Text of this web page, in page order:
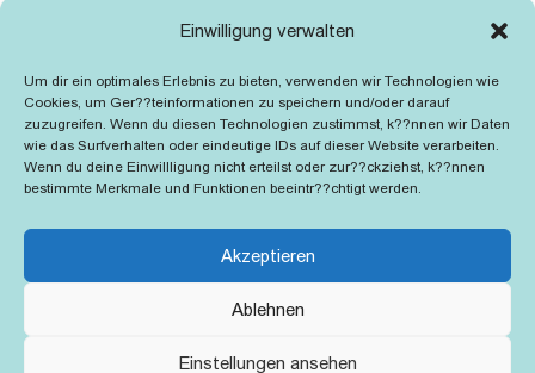
Einwilligung verwalten
Um dir ein optimales Erlebnis zu bieten, verwenden wir Technologien wie
Cookies, um Ger??teinformationen zu speichern und/oder darauf
zuzugreifen. Wenn du diesen Technologien zustimmst, k??nnen wir Daten
wie das Surfverhalten oder eindeutige IDs auf dieser Website verarbeiten.
Wenn du deine Einwillligung nicht erteilst oder zur??ckziehst, k??nnen
bestimmte Merkmale und Funktionen beeintr??chtigt werden.
Akzeptieren
Ablehnen
Einstellungen ansehen
photographer … Feuer im Fjord … The Song of the
Grubenlampe … Tolstoy … Grün ist die Heide …
Lady Hamilton … Mütter verzaget nicht …
Ruttmann Werbefilme